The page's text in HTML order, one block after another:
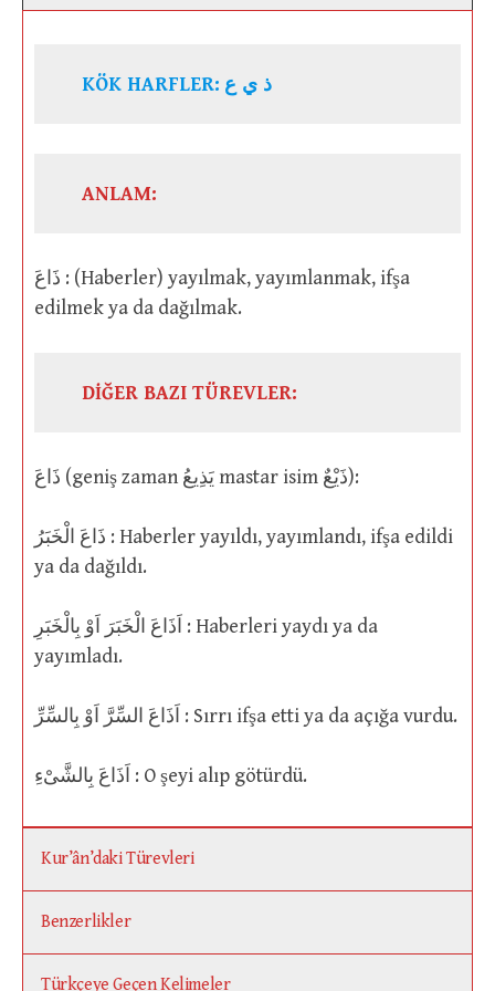
KÖK HARFLER: ذ ي ع
ANLAM:
ذَاعَ : (Haberler) yayılmak, yayımlanmak, ifşa
edilmek ya da dağılmak.
DİĞER BAZI TÜREVLER:
ذَاعَ (geniş zaman يَذِيعُ mastar isim ذَيْعٌ):
ذَاعَ الْخَبَرُ : Haberler yayıldı, yayımlandı, ifşa edildi
ya da dağıldı.
اَذَاعَ الْخَبَرَ اَوْ بِالْخَبَرِ : Haberleri yaydı ya da
yayımladı.
اَذَاعَ السِّرَّ اَوْ بِالسِّرِّ : Sırrı ifşa etti ya da açığa vurdu.
اَذَاعَ بِالشَّىْءِ : O şeyi alıp götürdü.
Kur’ân’daki Türevleri
Benzerlikler
Türkçeye Geçen Kelimeler